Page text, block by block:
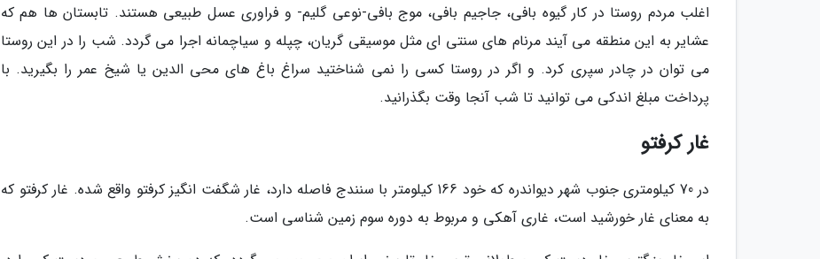
اغلب مردم روستا در کار گیوه بافی، جاجیم بافی، موج بافی-نوعی گلیم- و فراوری عسل طبیعی هستند. تابستان ها هم که
عشایر به این منطقه می آیند مرنام های سنتی ای مثل موسیقی گریان، چپله و سیاچمانه اجرا می گردد. شب را در این روستا
می توان در چادر سپری کرد. و اگر در روستا کسی را نمی شناختید سراغ باغ های محی الدین یا شیخ عمر را بگیرید. با
پرداخت مبلغ اندکی می توانید تا شب آنجا وقت بگذرانید.
غار کرفتو
در 70 کیلومتری جنوب شهر دیواندره که خود 166 کیلومتر با سنندج فاصله دارد، غار شگفت انگیز کرفتو واقع شده. غار کرفتو که
به معنای غار خورشید است، غاری آهکی و مربوط به دوره سوم زمین شناسی است.